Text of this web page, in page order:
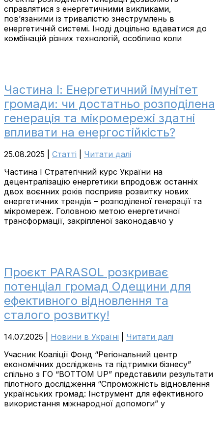
справлятися з енергетичними викликами,
пов’язаними із тривалістю знеструмлень в
енергетичній системі. Іноді доцільно вдаватися до
комбінацій різних технологій, особливо коли
Частина І: Енергетичний імунітет
громади: чи достатньо розподілена
генерація та мікромережі здатні
впливати на енергостійкість?
25.08.2025 Cтатті
Читати далі
Частина І Стратегічний курс України на
децентралізацію енергетики впродовж останніх
двох воєнних років посприяв розвитку нових
енергетичних трендів – розподіленої генерації та
мікромереж. Головною метою енергетичної
трансформації, закріпленої законодавчо у
Проєкт PARASOL розкриває
потенціал громад Одещини для
ефективного відновлення та
сталого розвитку!
14.07.2025 Новини в Україні
Читати далі
Учасник Коаліції Фонд “Регіональний центр
економічних досліджень та підтримки бізнесу”
спільно з ГО “BOTTOM UP” представили результати
пілотного дослідження “Спроможність відновлення
українських громад: Інструмент для ефективного
використання міжнародної допомоги” у